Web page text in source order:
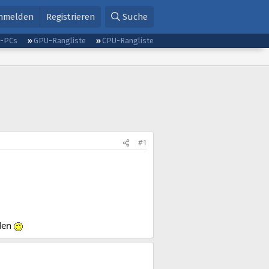
Registrieren Suche
PCs GPU-Rangliste
CPU-Rangliste
#1